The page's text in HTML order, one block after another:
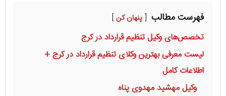
فهرست مطالب پنهان کن
تخصص‌های وکیل تنظیم قرارداد در کرج
لیست معرفی بهترین وکلای تنظیم قرارداد در کرج +
اطلاعات کامل
وکیل مهشید مهدوی پناه